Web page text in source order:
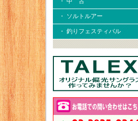
・ ソルトルアー
・ 釣りフェスティバル